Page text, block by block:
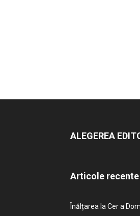
ALEGEREA
Articole recente
Înălțarea la Cer a